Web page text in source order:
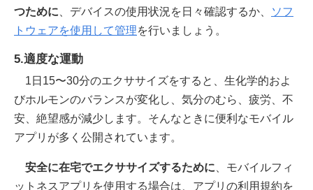
つために 、デバイスの使用状況を日々確認するか、
ソフ
トウェアを使用して管理を行いましょう。
5.適度な運動
1日15〜30分のエクササイズをすると、生化学的およ
びホルモンのバランスが変化し、気分のむら、疲労、不
安、絶望感が減少します。そんなときに便利なモバイル
アプリが多く公開されています。
安全に在宅でエクササイズするために 、モバイルフィ
ットネスアプリを使用する場合は、アプリの利用規約を